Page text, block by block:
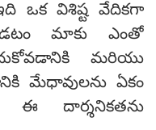
ఒక విశిష్ట వేదికగా
మాకు ఎంతో
మరియు
మేధావులను ఏకం
దార్శనికతను